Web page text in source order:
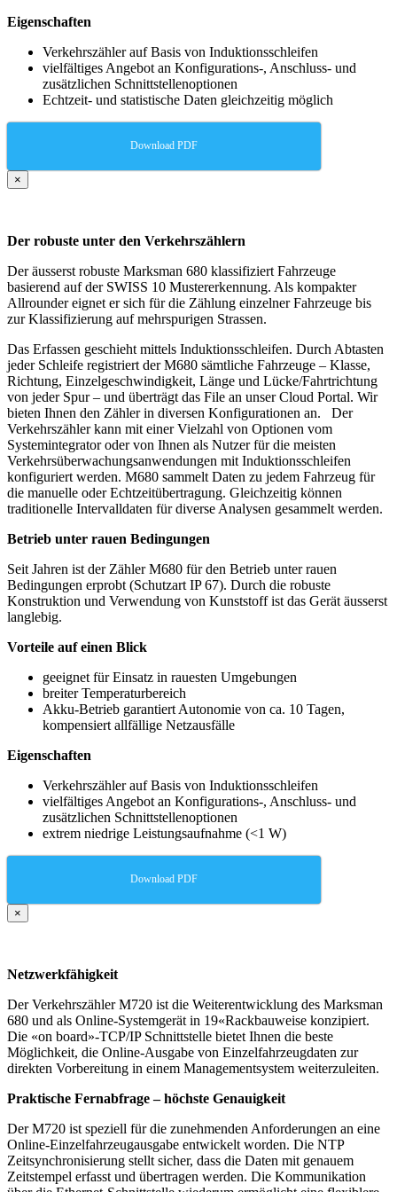
Eigenschaften
Verkehrszähler auf Basis von Induktionsschleifen
vielfältiges Angebot an Konfigurations-, Anschluss- und
zusätzlichen Schnittstellenoptionen
Echtzeit- und statistische Daten gleichzeitig möglich
Download PDF
×
Der robuste unter den Verkehrszählern
Der äusserst robuste Marksman 680 klassifiziert Fahrzeuge
basierend auf der SWISS 10 Mustererkennung. Als kompakter
Allrounder eignet er sich für die Zählung einzelner Fahrzeuge bis
zur Klassifizierung auf mehrspurigen Strassen.
Das Erfassen geschieht mittels Induktionsschleifen. Durch Abtasten
jeder Schleife registriert der M680 sämtliche Fahrzeuge – Klasse,
Richtung, Einzelgeschwindigkeit, Länge und Lücke/Fahrtrichtung
von jeder Spur – und überträgt das File an unser Cloud Portal. Wir
bieten Ihnen den Zähler in diversen Konfigurationen an. Der
Verkehrszähler kann mit einer Vielzahl von Optionen vom
Systemintegrator oder von Ihnen als Nutzer für die meisten
Verkehrsüberwachungsanwendungen mit Induktionsschleifen
konfiguriert werden. M680 sammelt Daten zu jedem Fahrzeug für
die manuelle oder Echtzeitübertragung. Gleichzeitig können
traditionelle Intervalldaten für diverse Analysen gesammelt werden.
Betrieb unter rauen Bedingungen
Seit Jahren ist der Zähler M680 für den Betrieb unter rauen
Bedingungen erprobt (Schutzart IP 67). Durch die robuste
Konstruktion und Verwendung von Kunststoff ist das Gerät äusserst
langlebig.
Vorteile auf einen Blick
geeignet für Einsatz in rauesten Umgebungen
breiter Temperaturbereich
Akku-Betrieb garantiert Autonomie von ca. 10 Tagen,
kompensiert allfällige Netzausfälle
Eigenschaften
Verkehrszähler auf Basis von Induktionsschleifen
vielfältiges Angebot an Konfigurations-, Anschluss- und
zusätzlichen Schnittstellenoptionen
extrem niedrige Leistungsaufnahme (<1 W)
Download PDF
×
Netzwerkfähigkeit
Der Verkehrszähler M720 ist die Weiterentwicklung des Marksman
680 und als Online-Systemgerät in 19«Rackbauweise konzipiert.
Die «on board»-TCP/IP Schnittstelle bietet Ihnen die beste
Möglichkeit, die Online-Ausgabe von Einzelfahrzeugdaten zur
direkten Vorbereitung in einem Managementsystem weiterzuleiten.
Praktische Fernabfrage – höchste Genauigkeit
Der M720 ist speziell für die zunehmenden Anforderungen an eine
Online-Einzelfahrzeugausgabe entwickelt worden. Die NTP
Zeitsynchronisierung stellt sicher, dass die Daten mit genauem
Zeitstempel erfasst und übertragen werden. Die Kommunikation